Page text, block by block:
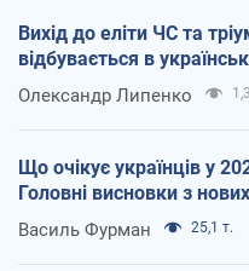
Вихід до еліти ЧС та
відбувається в
Олександр Липенко
Що очікує українців у
Головні висновки з
Василь Фурман 25,1 т.